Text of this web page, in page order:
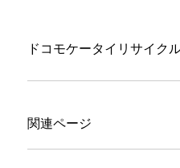
ドコモケータイリサイク
関連ページ